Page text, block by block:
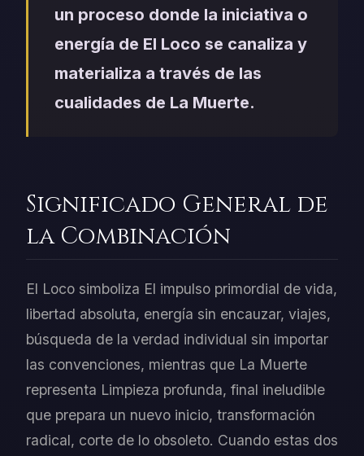
un proceso donde la iniciativa o
energía de El Loco se canaliza y
materializa a través de las
cualidades de La Muerte.
Significado General de
la Combinación
El Loco simboliza El impulso primordial de vida,
libertad absoluta, energía sin encauzar, viajes,
búsqueda de la verdad individual sin importar
las convenciones, mientras que La Muerte
representa Limpieza profunda, final ineludible
que prepara un nuevo inicio, transformación
radical, corte de lo obsoleto. Cuando estas dos